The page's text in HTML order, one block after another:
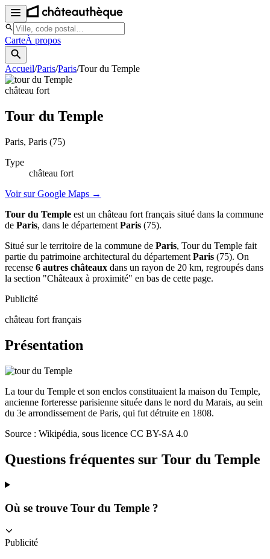
CarteÀ propos
Accueil/Paris/Paris/Tour du Temple
château fort
Tour du Temple
Paris, Paris (75)
Type
château fort
Voir sur Google Maps →
Tour du Temple est un château fort français situé dans la commune
de Paris, dans le département Paris (75).
Situé sur le territoire de la commune de Paris, Tour du Temple fait
partie du patrimoine architectural du département Paris (75). On
recense 6 autres châteaux dans un rayon de 20 km, regroupés dans
la section "Châteaux à proximité" en bas de cette page.
Publicité
château fort français
Présentation
La tour du Temple et son enclos constituaient la maison du Temple,
ancienne forteresse parisienne située dans le nord du Marais, au sein
du 3e arrondissement de Paris, qui fut détruite en 1808.
Source : Wikipédia, sous licence CC BY-SA 4.0
Questions fréquentes sur Tour du Temple
Où se trouve Tour du Temple ?
Publicité